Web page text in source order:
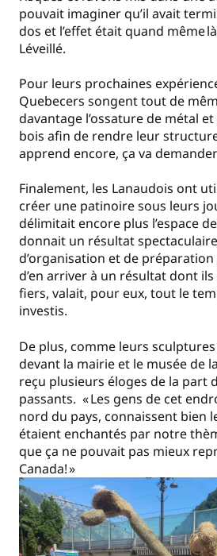
pouvait imaginer qu’il avait
dos et l’effet était quand même
Léveillé.
Pour leurs prochaines
Quebecers songent tout de
davantage l’ossature de métal
bois afin de rendre leur
apprend encore, ça va
Finalement, les Lanaudois ont
créer une patinoire sous leurs
délimitait encore plus l’espace
donnait un résultat
d’organisation et de
d’en arriver à un résultat dont
fiers, valait, pour eux, tout le
investis.
De plus, comme leurs
devant la mairie et le musée de
reçu plusieurs éloges de la part
passants. « Les gens de cet
nord du pays, connaissent bien
étaient enchantés par notre
que ça ne pouvait pas mieux
Canada! »